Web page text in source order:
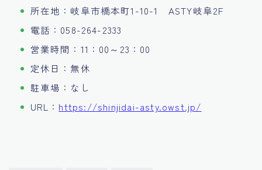
所在地：岐阜市橋本町1-10-1 ASTY岐阜2F
電話：058-264-2333
営業時間：11：00～23：00
定休日：無休
駐車場：なし
URL： https://shinjidai-asty.owst.jp/